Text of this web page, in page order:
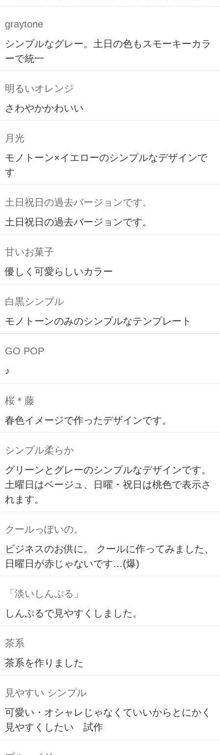
graytone
シンプルなグレー。土日の色もスモーキーカラ
ーで統一
明るいオレンジ
さわやかかわいい
月光
モノトーン×イエローのシンプルなデザインで
す
土日祝日の過去バージョンです。
土日祝日の過去バージョンです。
甘いお菓子
優しく可愛らしいカラー
白黒シンプル
モノトーンのみのシンプルなテンプレート
GO POP
♪
桜＊藤
春色イメージで作ったデザインです。
シンプル柔らか
グリーンとグレーのシンプルなデザインです。
土曜日はベージュ、日曜・祝日は桃色で表示さ
れます。
クールっぽいの。
ビジネスのお供に。 クールに作ってみました、
日曜日が赤じゃないです…(爆)
「淡いしんぷる」
しんぷるで見やすくしました。
茶系
茶系を作りました
見やすい シンプル
可愛い・オシャレじゃなくていいからとにかく
見やすくしたい 試作